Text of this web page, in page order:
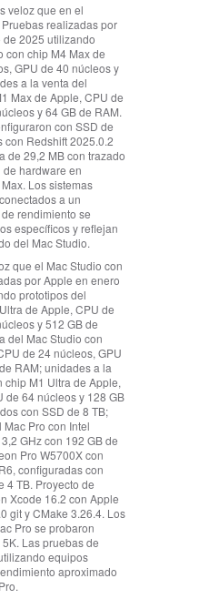
veloz que en el
realizadas por
2025 utilizando
con chip M4 Max de
GPU de 40 núcleos y
a la venta del
Max de Apple, CPU de
y 64 GB de RAM.
con SSD de
con Redshift 2025.0.2
de 29,2 MB con trazado
hardware en
Los sistemas
a un
rendimiento se
específicos y reflejan
del Mac Studio.
que el Mac Studio con
por Apple en enero
prototipos del
de Apple, CPU de
y 512 GB de
del Mac Studio con
de 24 núcleos, GPU
RAM; unidades a la
chip M1 Ultra de Apple,
de 64 núcleos y 128 GB
con SSD de 8 TB;
Pro con Intel
GHz con 192 GB de
Pro W5700X con
configuradas con
4 TB. Proyecto de
Xcode 16.2 con Apple
git y CMake 3.26.4. Los
Pro se probaron
Las pruebas de
equipos
aproximado